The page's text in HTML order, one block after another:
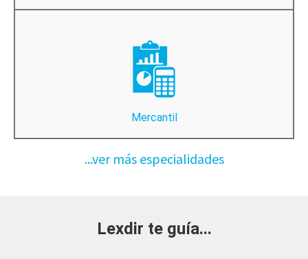
Mercantil
...ver más especialidades
Lexdir te guía...